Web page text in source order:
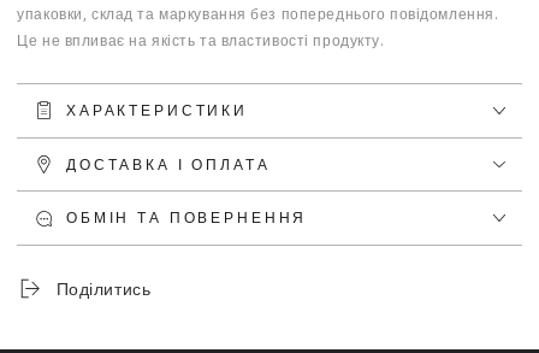
упаковки, склад та маркування без попереднього повідомлення.
Це не впливає на якість та властивості продукту.
ХАРАКТЕРИСТИКИ
ДОСТАВКА І ОПЛАТА
ОБМІН ТА ПОВЕРНЕННЯ
Поділитись